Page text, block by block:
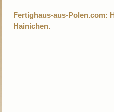
Fertighaus-aus-Polen.com:
Hainichen.